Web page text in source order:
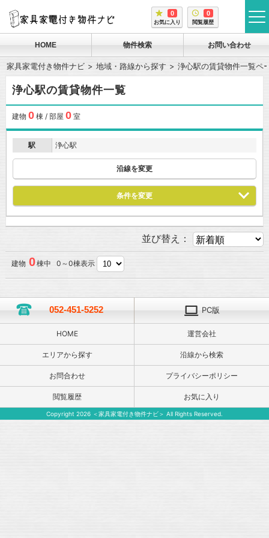
0
お気に入り
0
閲覧履歴
HOME 物件検索 お問い合わせ
家具家電付き物件ナビ 地域・路線から探す 浄心駅の賃貸物件一覧ペ
浄心駅の賃貸物件一覧
建物 0棟 / 部屋 0室
駅 浄心駅
沿線を変更
条件を変更
並び替え：
建物 0棟中 0～0棟表示
052-451-5252 PC版
HOME 運営会社
エリアから探す 沿線から検索
お問合わせ プライバシーポリシー
閲覧履歴 お気に入り
Copyright 2026 ＜家具家電付き物件ナビ＞ All Rights Reserved.